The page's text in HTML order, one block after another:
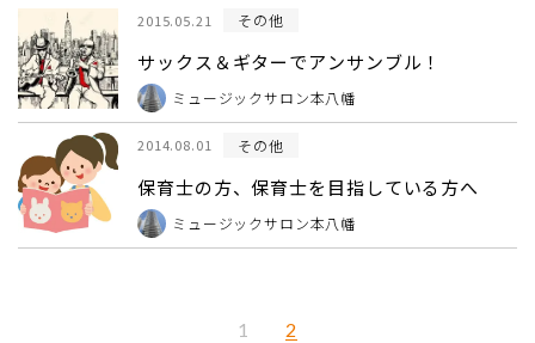
2015.05.21 その他
サックス＆ギターでアンサンブル！
ミュージックサロン本八幡
2014.08.01 その他
保育士の方、保育士を目指している方へ
ミュージックサロン本八幡
1 2